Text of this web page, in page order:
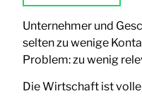
Unternehmer und
selten zu wenige
Problem: zu wenig
Die Wirtschaft ist